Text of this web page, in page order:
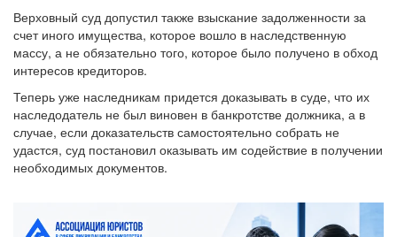
Верховный суд допустил также взыскание задолженности за
счет иного имущества, которое вошло в наследственную
массу, а не обязательно того, которое было получено в обход
интересов кредиторов.
Теперь уже наследникам придется доказывать в суде, что их
наследодатель не был виновен в банкротстве должника, а в
случае, если доказательств самостоятельно собрать не
удастся, суд постановил оказывать им содействие в получении
необходимых документов.